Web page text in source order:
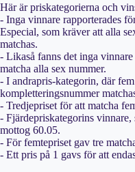
Här är priskategorierna och
- Inga vinnare rapporterades
Especial, som kräver att alla
matchas.
- Likaså fanns det inga
matcha alla sex nummer.
- I andrapris-kategorin, där
kompletteringsnummer
- Tredjepriset för att matcha
- Fjärdepriskategorins vinnare,
mottog 60.05.
- För femtepriset gav tre
- Ett pris på 1 gavs för att